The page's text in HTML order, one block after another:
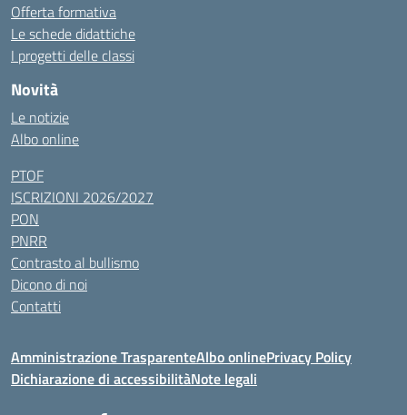
Offerta formativa
Le schede didattiche
I progetti delle classi
Novità
Le notizie
Albo online
PTOF
ISCRIZIONI 2026/2027
PON
PNRR
Contrasto al bullismo
Dicono di noi
Contatti
Amministrazione TrasparenteAlbo onlinePrivacy Policy
Dichiarazione di accessibilitàNote legali